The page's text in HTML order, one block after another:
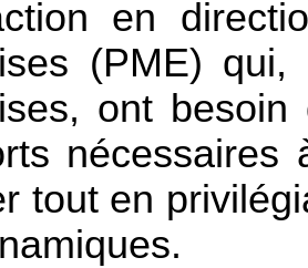
en
(PME)
ont
nécessaires
tout en